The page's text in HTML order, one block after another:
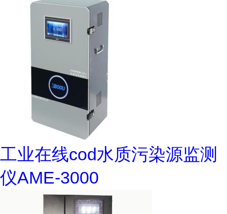
工业在线cod水质污染源监测
仪AME-3000